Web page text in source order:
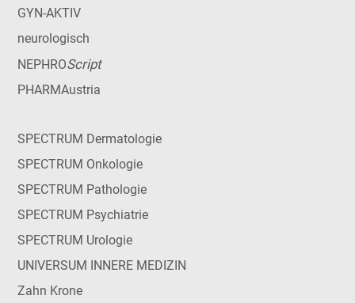
GYN-AKTIV
neurologisch
NEPHROScript
PHARMAustria
SPECTRUM Dermatologie
SPECTRUM Onkologie
SPECTRUM Pathologie
SPECTRUM Psychiatrie
SPECTRUM Urologie
UNIVERSUM INNERE MEDIZIN
Zahn Krone